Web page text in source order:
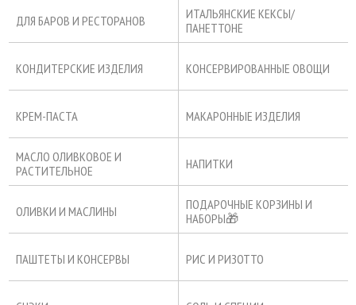
ДЛЯ БАРОВ И РЕСТОРАНОВ
ИТАЛЬЯНСКИЕ КЕКСЫ/
ПАНЕТТОНЕ
КОНДИТЕРСКИЕ ИЗДЕЛИЯ КОНСЕРВИРОВАННЫЕ ОВОЩИ
КРЕМ-ПАСТА МАКАРОННЫЕ ИЗДЕЛИЯ
МАСЛО ОЛИВКОВОЕ И
РАСТИТЕЛЬНОЕ
НАПИТКИ
ОЛИВКИ И МАСЛИНЫ
ПОДАРОЧНЫЕ КОРЗИНЫ И
НАБОРЫ🎁
ПАШТЕТЫ И КОНСЕРВЫ РИС И РИЗОТТО